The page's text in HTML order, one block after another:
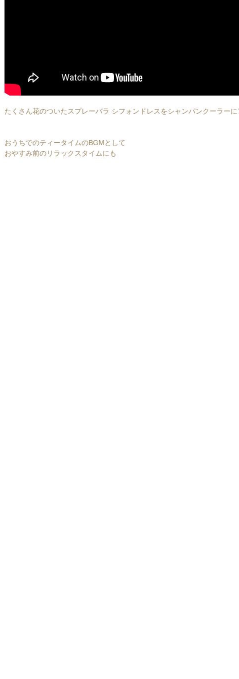
たくさん花のついたスプレーバラ シフォンドレスをシャンパンクーラー
おうちでのティータイムのBGMとして
おやすみ前のリラックスタイムにも